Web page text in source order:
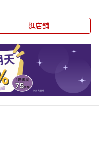
逛店舖